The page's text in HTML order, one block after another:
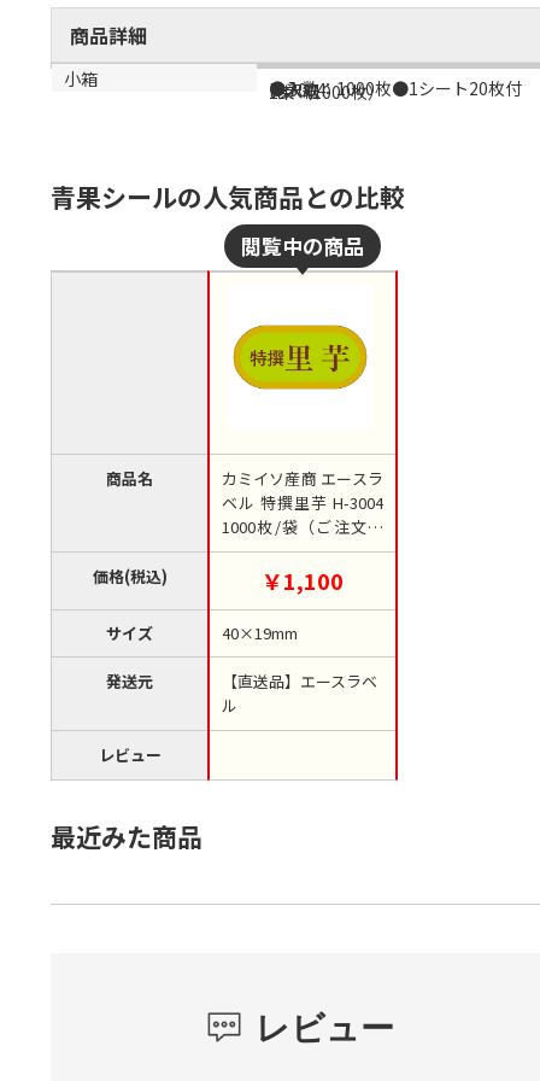
商品詳細
商品説明
●入数：1000枚●1シート20枚付
メーカー品番
H-3004
材質
光沢紙
小箱
1束（1000枚）
青果シールの人気商品との比較
商品名
価格(税込)
サイズ
発送元
レビュー
カミイソ産商 エースラ
ベル 特撰里芋 H-3004
1000枚/袋（ご注文単
位1袋）【直送品】
￥1,100
40×19mm
【直送品】エースラベ
ル
最近みた商品
レビュー